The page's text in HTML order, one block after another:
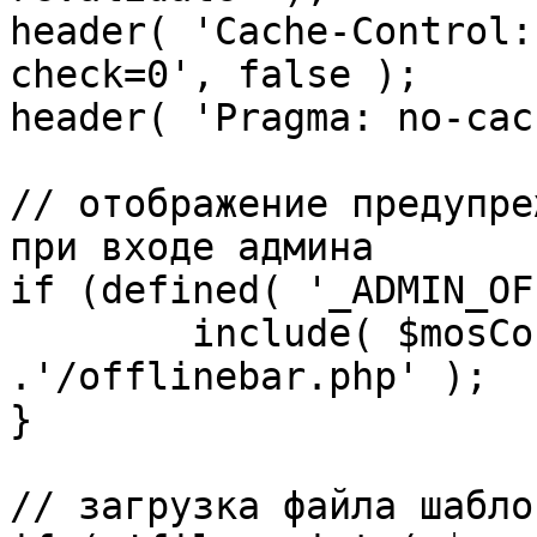
header( 'Cache-
check=0', false );
header( 'Pragma: no-
// отображение
при входе админа
if (defined(
.'/offlinebar.php' );
}
// загрузка файла